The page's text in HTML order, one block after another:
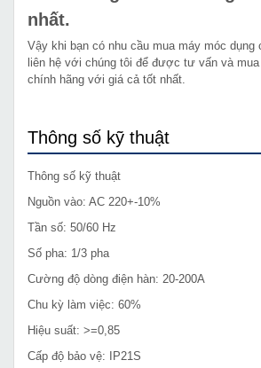
nhất.
Vậy khi bạn có nhu cầu mua máy móc dụng
liên hệ với chúng tôi để được tư vấn và
chính hãng với giá cả tốt nhất.
Thông số kỹ thuật
Thông số kỹ thuật
Nguồn vào: AC 220+-10%
Tần số: 50/60 Hz
Số pha: 1/3 pha
Cường độ dòng điện hàn: 20-200A
Chu kỳ làm việc: 60%
Hiệu suất: >=0,85
Cấp độ bảo vệ: IP21S